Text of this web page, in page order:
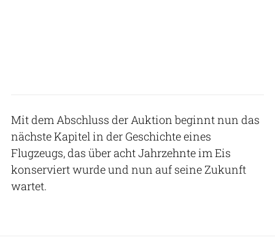
Mit dem Abschluss der Auktion beginnt nun das
nächste Kapitel in der Geschichte eines
Flugzeugs, das über acht Jahrzehnte im Eis
konserviert wurde und nun auf seine Zukunft
wartet.